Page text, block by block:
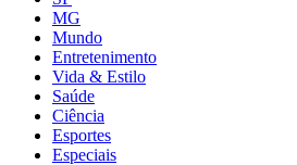
MG
Mundo
Entretenimento
Vida & Estilo
Saúde
Ciência
Esportes
Especiais